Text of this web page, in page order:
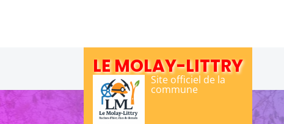
LE MOLAY-LITTRY
Site officiel de la
commune